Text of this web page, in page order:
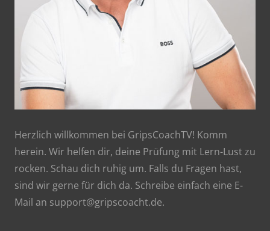
Herzlich willkommen bei GripsCoachTV! Komm
herein. Wir helfen dir, deine Prüfung mit Lern-Lust zu
rocken. Schau dich ruhig um. Falls du Fragen hast,
sind wir gerne für dich da. Schreibe einfach eine E-
Mail an support@gripscoacht.de.